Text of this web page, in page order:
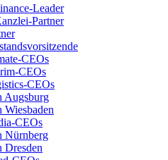
Leader
Partner
CEOs
CEOs
CEOs
Augsburg
Wiesbaden
CEOs
Nürnberg
Dresden